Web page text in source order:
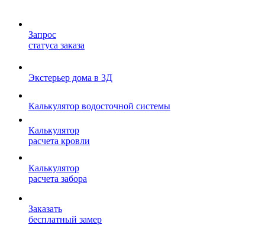
Запрос
статуса заказа
Экстерьер дома в 3Д
Калькулятор водосточной системы
Калькулятор
расчета кровли
Калькулятор
расчета забора
Заказать
бесплатный замер